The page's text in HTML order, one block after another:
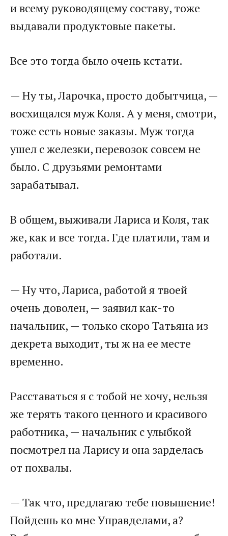
и всему руководящему составу, тоже
выдавали продуктовые пакеты.
Все это тогда было очень кстати.
— Ну ты, Ларочка, просто добытчица, —
восхищался муж Коля. А у меня, смотри,
тоже есть новые заказы. Муж тогда
ушел с железки, перевозок совсем не
было. С друзьями ремонтами
зарабатывал.
В общем, выживали Лариса и Коля, так
же, как и все тогда. Где платили, там и
работали.
— Ну что, Лариса, работой я твоей
очень доволен, — заявил как-то
начальник, — только скоро Татьяна из
декрета выходит, ты ж на ее месте
временно.
Расставаться я с тобой не хочу, нельзя
же терять такого ценного и красивого
работника, — начальник с улыбкой
посмотрел на Ларису и она зарделась
от похвалы.
— Так что, предлагаю тебе повышение!
Пойдешь ко мне Управделами, а?